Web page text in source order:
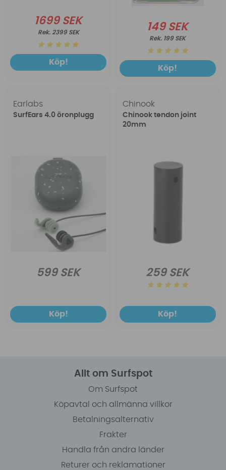
1699 SEK
2399 SEK
Köp!
149 SEK
199 SEK
Köp!
Earlabs
SurfEars 4.0 öronplugg
599 SEK
Köp!
Chinook
Chinook tendon joint
20mm
259 SEK
Köp!
Allt om Surfspot
Om Surfspot
Köpavtal och allmänna villkor
Betalningsalternativ
Frakter
Handla från andra länder
Returer och reklamationer